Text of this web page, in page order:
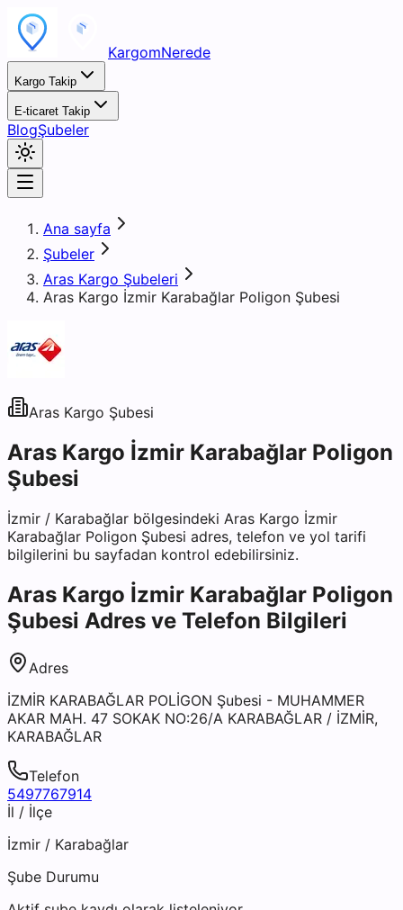
KargomNerede
Kargo Takip
E-ticaret Takip
BlogŞubeler
Ana sayfa
Şubeler
Aras Kargo Şubeleri
Aras Kargo İzmir Karabağlar Poligon Şubesi
Aras Kargo Şubesi
Aras Kargo İzmir Karabağlar Poligon
Şubesi
İzmir / Karabağlar bölgesindeki Aras Kargo İzmir
Karabağlar Poligon Şubesi adres, telefon ve yol tarifi
bilgilerini bu sayfadan kontrol edebilirsiniz.
Aras Kargo İzmir Karabağlar Poligon
Şubesi Adres ve Telefon Bilgileri
Adres
İZMİR KARABAĞLAR POLİGON Şubesi - MUHAMMER
AKAR MAH. 47 SOKAK NO:26/A KARABAĞLAR / İZMİR,
KARABAĞLAR
Telefon
5497767914
İl / İlçe
İzmir / Karabağlar
Şube Durumu